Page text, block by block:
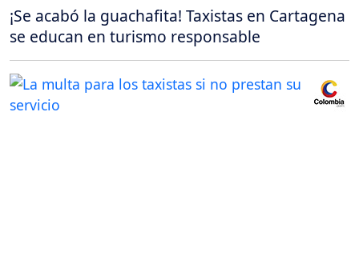
¡Se acabó la guachafita! Taxistas en Cartagena
se educan en turismo responsable